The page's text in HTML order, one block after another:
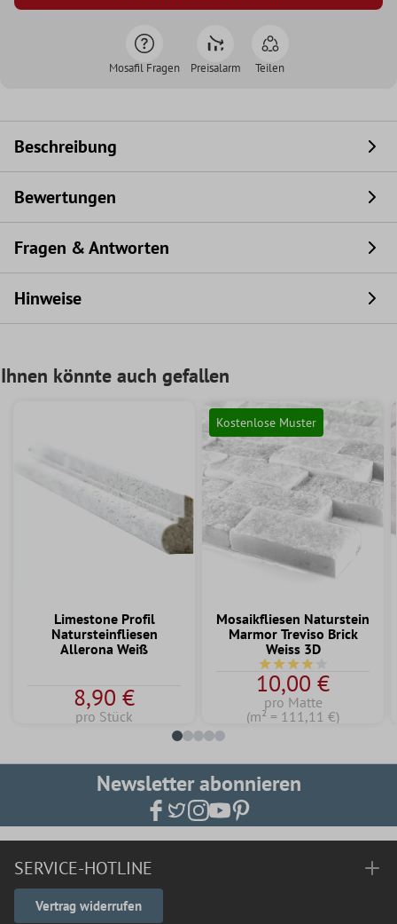
Mosafil Fragen Preisalarm Teilen
Beschreibung
Bewertungen
Fragen & Antworten
Hinweise
Ihnen könnte auch gefallen
Limestone Profil
Natursteinfliesen
Allerona Weiß
8,90 €
pro Stück
Kostenlose Muster
Mosaikfliesen Naturstein
Marmor Treviso Brick
Weiss 3D
Durchschnittliche
10,00 €
pro Matte
(m² = 111,11 €)
Newsletter abonnieren
SERVICE-HOTLINE
Vertrag widerrufen